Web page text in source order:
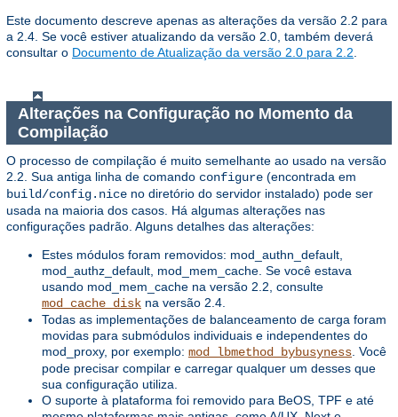
Este documento descreve apenas as alterações da versão 2.2 para
a 2.4. Se você estiver atualizando da versão 2.0, também deverá
consultar o Documento de Atualização da versão 2.0 para 2.2
Alterações na Configuração no Momento da
Compilação
O processo de compilação é muito semelhante ao usado na versão
2.2. Sua antiga linha de comando configure (encontrada em
build/config.nice no diretório do servidor instalado) pode ser
usada na maioria dos casos. Há algumas alterações nas
configurações padrão. Alguns detalhes das alterações:
Estes módulos foram removidos: mod_authn_default,
mod_authz_default, mod_mem_cache. Se você estava
usando mod_mem_cache na versão 2.2, consulte
mod_cache_disk na versão 2.4.
Todas as implementações de balanceamento de carga foram
movidas para submódulos individuais e independentes do
mod_proxy, por exemplo: mod_lbmethod_bybusyness . Você
pode precisar compilar e carregar qualquer um desses que
sua configuração utiliza.
O suporte à plataforma foi removido para BeOS, TPF e até